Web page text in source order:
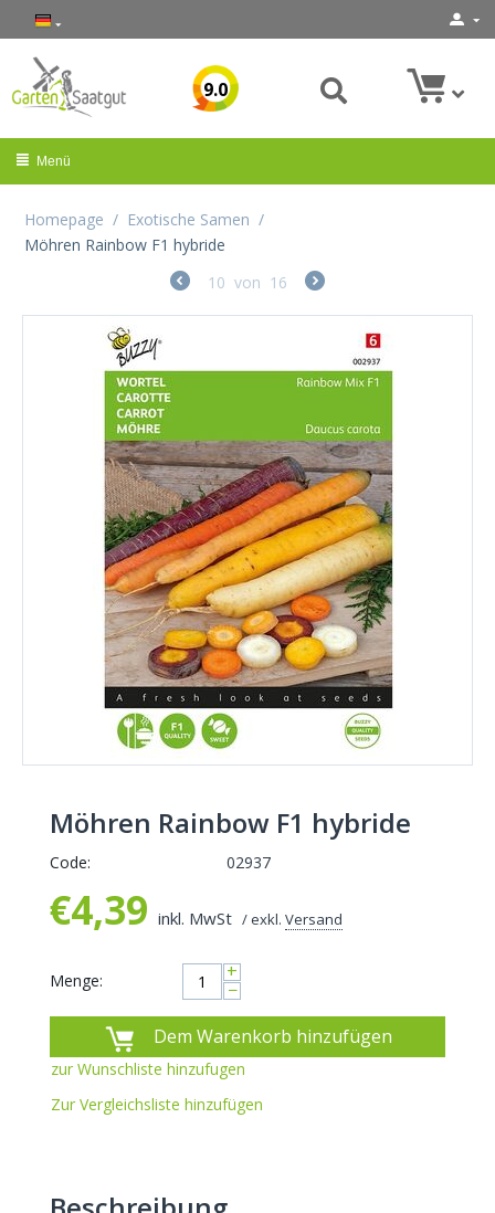
9.0
Menü
Homepage / Exotische Samen /
Möhren Rainbow F1 hybride
10 von 16
Möhren Rainbow F1 hybride
Code: 02937
€4,39 inkl. MwSt / exkl. Versand
Menge: +
−
Dem Warenkorb hinzufügen
zur Wunschliste hinzufugen
Zur Vergleichsliste hinzufügen